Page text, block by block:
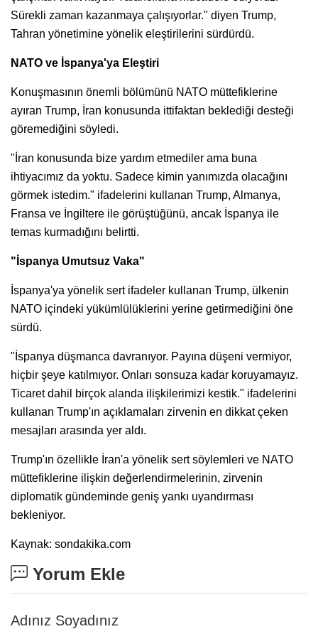
Sürekli zaman kazanmaya çalışıyorlar." diyen Trump,
Tahran yönetimine yönelik eleştirilerini sürdürdü.
NATO ve İspanya'ya Eleştiri
Konuşmasının önemli bölümünü NATO müttefiklerine
ayıran Trump, İran konusunda ittifaktan beklediği desteği
göremediğini söyledi.
"İran konusunda bize yardım etmediler ama buna
ihtiyacımız da yoktu. Sadece kimin yanımızda olacağını
görmek istedim." ifadelerini kullanan Trump, Almanya,
Fransa ve İngiltere ile görüştüğünü, ancak İspanya ile
temas kurmadığını belirtti.
"İspanya Umutsuz Vaka"
İspanya'ya yönelik sert ifadeler kullanan Trump, ülkenin
NATO içindeki yükümlülüklerini yerine getirmediğini öne
sürdü.
"İspanya düşmanca davranıyor. Payına düşeni vermiyor,
hiçbir şeye katılmıyor. Onları sonsuza kadar koruyamayız.
Ticaret dahil birçok alanda ilişkilerimizi kestik." ifadelerini
kullanan Trump'ın açıklamaları zirvenin en dikkat çeken
mesajları arasında yer aldı.
Trump'ın özellikle İran'a yönelik sert söylemleri ve NATO
müttefiklerine ilişkin değerlendirmelerinin, zirvenin
diplomatik gündeminde geniş yankı uyandırması
bekleniyor.
Kaynak: sondakika.com
Yorum Ekle
Adınız Soyadınız